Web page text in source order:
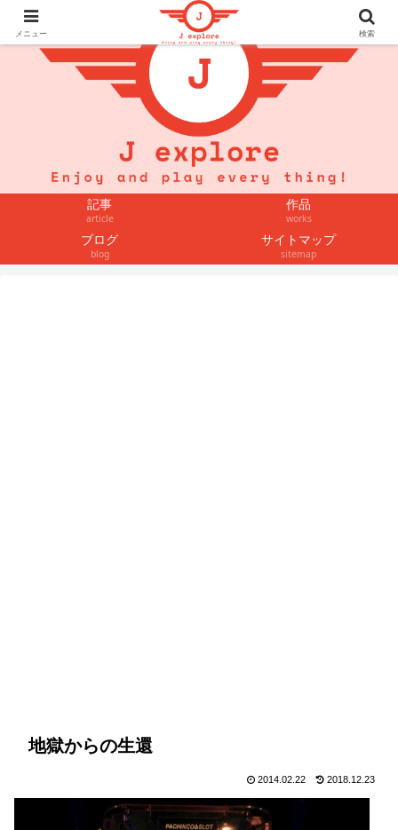
記事
article
作品
works
ブログ
blog
サイトマップ
sitemap
地獄からの生還
2014.02.22 2018.12.23
メニュー 検索